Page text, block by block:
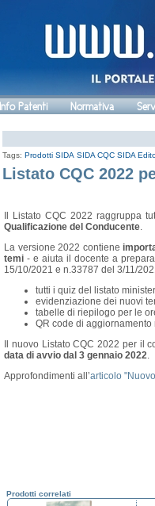
Info Patenti Normativa
Tags: Prodotti SIDA SIDA CQC SIDA
Listato CQC 2022
Il Listato CQC 2022 raggruppa
Qualificazione del Conducente.
La versione 2022 contiene
temi - e aiuta il docente a
15/10/2021 e n.33787 del 3/11/
tutti i quiz del listato
evidenziazione dei nuovi
tabelle di riepilogo per le
QR code di aggiornamento
Il nuovo Listato CQC 2022 per il
data di avvio dal 3 gennaio 2022.
Approfondimenti all’articolo
Prodotti correlati